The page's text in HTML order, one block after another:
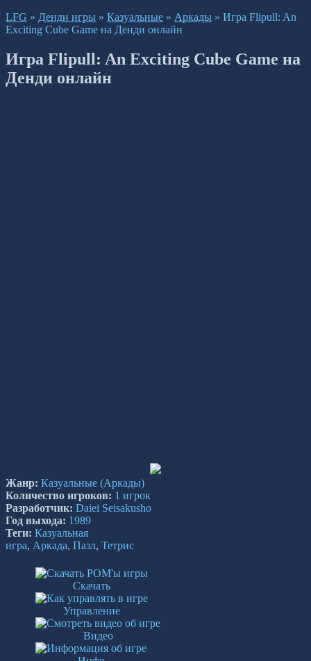
LFG » Денди игры » Казуальные » Аркады » Игра Flipull: An
Exciting Cube Game на Денди онлайн
Игра Flipull: An Exciting Cube Game на
Денди онлайн
Жанр: Казуальные (Аркады)
Количество игроков: 1 игрок
Разработчик: Daiei Seisakusho
Год выхода: 1989
Теги: Казуальная
игра, Аркада, Пазл, Тетрис
Скачать
Управление
Видео